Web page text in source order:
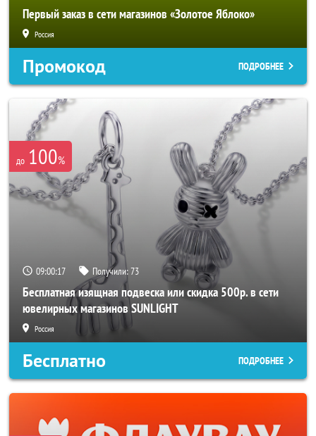
Первый заказ в сети магазинов «Золотое Яблоко»
Россия
Промокод ПОДРОБНЕЕ
до 100%
09:00:16 Получили:73
Бесплатная изящная подвеска или скидка 500р. в сети
ювелирных магазинов SUNLIGHT
Россия
Бесплатно ПОДРОБНЕЕ